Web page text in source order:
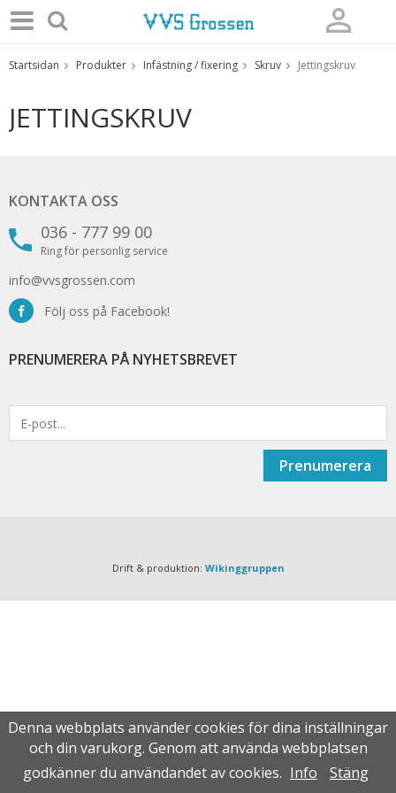
Startsidan Produkter Infästning / fixering Skruv Jettingskruv
JETTINGSKRUV
KONTAKTA OSS
036 - 777 99 00
Ring för personlig service
info@vvsgrossen.com
Följ oss på Facebook!
PRENUMERERA PÅ NYHETSBREVET
Prenumerera
Drift & produktion: Wikinggruppen
Denna webbplats använder cookies för dina inställningar
och din varukorg. Genom att använda webbplatsen
godkänner du användandet av cookies. Info Stäng